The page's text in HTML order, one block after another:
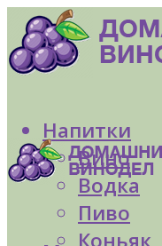
Напитки
Вино
Водка
Пиво